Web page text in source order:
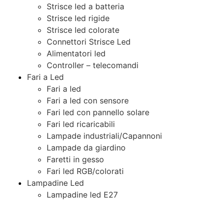
Strisce led a batteria
Strisce led rigide
Strisce led colorate
Connettori Strisce Led
Alimentatori led
Controller – telecomandi
Fari a Led
Fari a led
Fari a led con sensore
Fari led con pannello solare
Fari led ricaricabili
Lampade industriali/Capannoni
Lampade da giardino
Faretti in gesso
Fari led RGB/colorati
Lampadine Led
Lampadine led E27